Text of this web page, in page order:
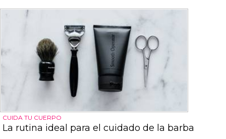
CUIDA TU CUERPO
La rutina ideal para el cuidado de la barba